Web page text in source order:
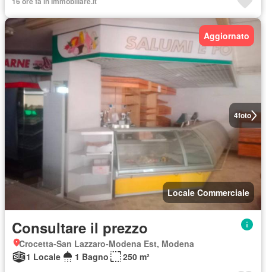
4foto
Aggiornato
Locale Commerciale
Consultare il prezzo
Crocetta-San Lazzaro-Modena Est, Modena
1 Locale
1 Bagno 250 m²